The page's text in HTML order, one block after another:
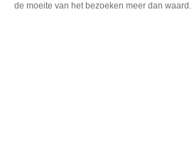
de moeite van hetbezoeken meer dan waard.